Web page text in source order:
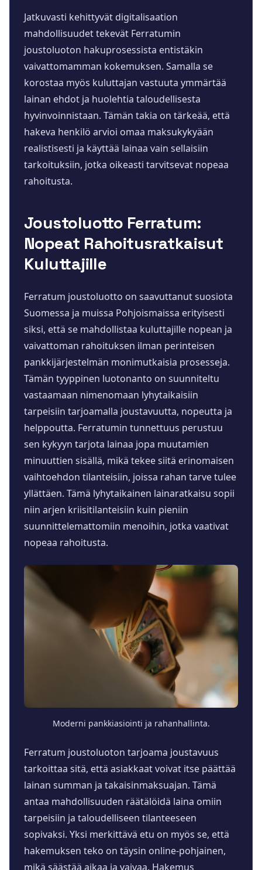
Jatkuvasti kehittyvät digitalisaation
mahdollisuudet tekevät Ferratumin
joustoluoton hakuprosessista entistäkin
vaivattomamman kokemuksen. Samalla se
korostaa myös kuluttajan vastuuta ymmärtää
lainan ehdot ja huolehtia taloudellisesta
hyvinvoinnistaan. Tämän takia on tärkeää, että
hakeva henkilö arvioi omaa maksukykyään
realistisesti ja käyttää lainaa vain sellaisiin
tarkoituksiin, jotka oikeasti tarvitsevat nopeaa
rahoitusta.
Joustoluotto Ferratum:
Nopeat Rahoitusratkaisut
Kuluttajille
Ferratum joustoluotto on saavuttanut suosiota
Suomessa ja muissa Pohjoismaissa erityisesti
siksi, että se mahdollistaa kuluttajille nopean ja
vaivattoman rahoituksen ilman perinteisen
pankkijärjestelmän monimutkaisia prosesseja.
Tämän tyyppinen luotonanto on suunniteltu
vastaamaan nimenomaan lyhytaikaisiin
tarpeisiin tarjoamalla joustavuutta, nopeutta ja
helppoutta. Ferratumin tunnettuus perustuu
sen kykyyn tarjota lainaa jopa muutamien
minuuttien sisällä, mikä tekee siitä erinomaisen
vaihtoehdon tilanteisiin, joissa rahan tarve tulee
yllättäen. Tämä lyhytaikainen lainaratkaisu sopii
niin arjen kriisitilanteisiin kuin pieniin
suunnittelemattomiin menoihin, jotka vaativat
nopeaa rahoitusta.
Moderni pankkiasiointi ja rahanhallinta.
Ferratum joustoluoton tarjoama joustavuus
tarkoittaa sitä, että asiakkaat voivat itse päättää
lainan summan ja takaisinmaksuajan. Tämä
antaa mahdollisuuden räätälöidä laina omiin
tarpeisiin ja taloudelliseen tilanteeseen
sopivaksi. Yksi merkittävä etu on myös se, että
hakemuksen teko on täysin online-pohjainen,
mikä säästää aikaa ja vaivaa. Hakemus